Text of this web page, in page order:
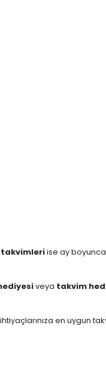
takvimleriise ay
veya takvim
en uygun